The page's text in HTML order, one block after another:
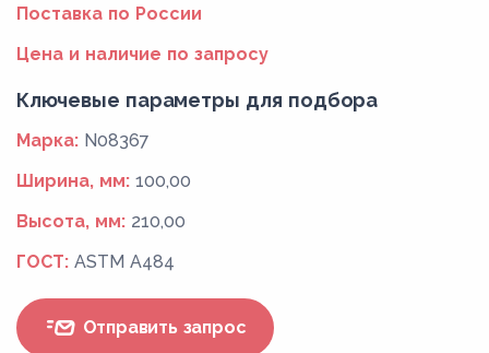
Поставка по России
Цена и наличие по запросу
Ключевые параметры для подбора
Марка: N08367
Ширина, мм: 100,00
Высота, мм: 210,00
ГОСТ: ASTM A484
Отправить запрос